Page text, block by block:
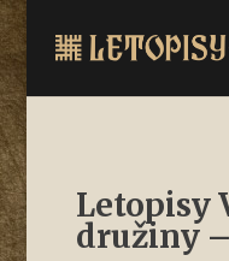
Letopisy
družiny